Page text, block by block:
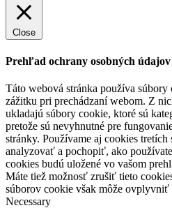
Close
Prehľad ochrany osobných údajov
Táto webová stránka používa súbory
zážitku pri prechádzaní webom. Z
ukladajú súbory cookie, ktoré sú
pretože sú nevyhnutné pre
stránky. Používame aj cookies tretích
analyzovať a pochopiť, ako
cookies budú uložené vo vašom
Máte tiež možnosť zrušiť tieto
súborov cookie však môže ovplyvniť
Necessary